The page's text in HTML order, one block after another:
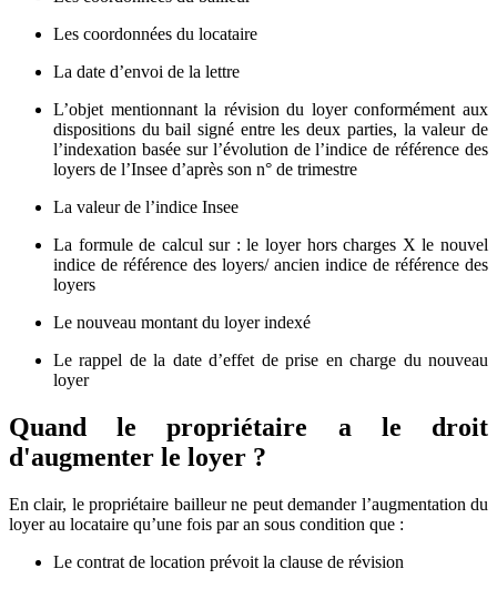
Les coordonnées du locataire
La date d’envoi de la lettre
L’objet mentionnant la révision du loyer conformément aux
dispositions du bail signé entre les deux parties, la valeur de
l’indexation basée sur l’évolution de l’indice de référence des
loyers de l’Insee d’après son n° de trimestre
La valeur de l’indice Insee
La formule de calcul sur : le loyer hors charges X le nouvel
indice de référence des loyers/ ancien indice de référence des
loyers
Le nouveau montant du loyer indexé
Le rappel de la date d’effet de prise en charge du nouveau
loyer
Quand le propriétaire a le droit
d'augmenter le loyer ?
En clair, le propriétaire bailleur ne peut demander l’augmentation du
loyer au locataire qu’une fois par an sous condition que :
Le contrat de location prévoit la clause de révision